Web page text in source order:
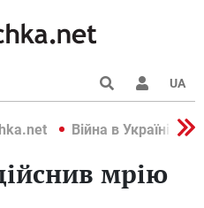
UA
Війна в Україні 2022
мрію